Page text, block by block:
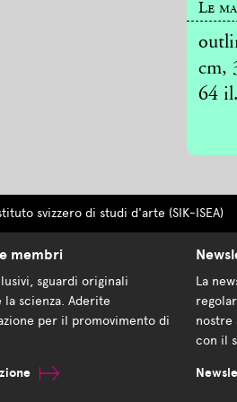
Le
cm,
64
svizzero di studi d'arte (SIK-ISEA)
membri
sguardi originali
la scienza. Aderite
per il promovimento di
La
nostre
con il